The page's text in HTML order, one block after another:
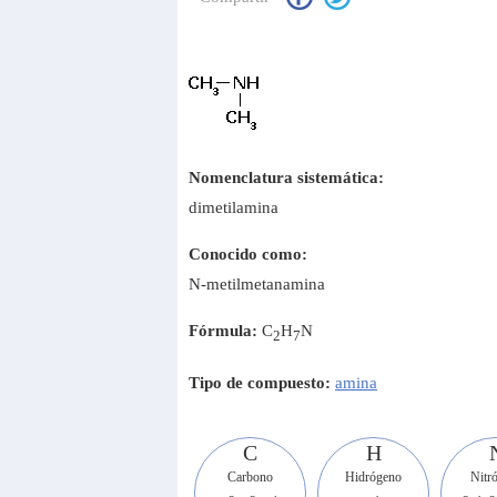
Nomenclatura sistemática:
dimetilamina
Conocido como:
N-metilmetanamina
Fórmula: C2H7N
Tipo de compuesto: amina
C
Carbono
H
Hidrógeno